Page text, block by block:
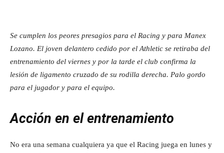
Se cumplen los peores presagios para el Racing y para Manex
Lozano. El joven delantero cedido por el Athletic se retiraba del
entrenamiento del viernes y por la tarde el club confirma la
lesión de ligamento cruzado de su rodilla derecha. Palo gordo
para el jugador y para el equipo.
Acción en el entrenamiento
No era una semana cualquiera ya que el Racing juega en lunes y